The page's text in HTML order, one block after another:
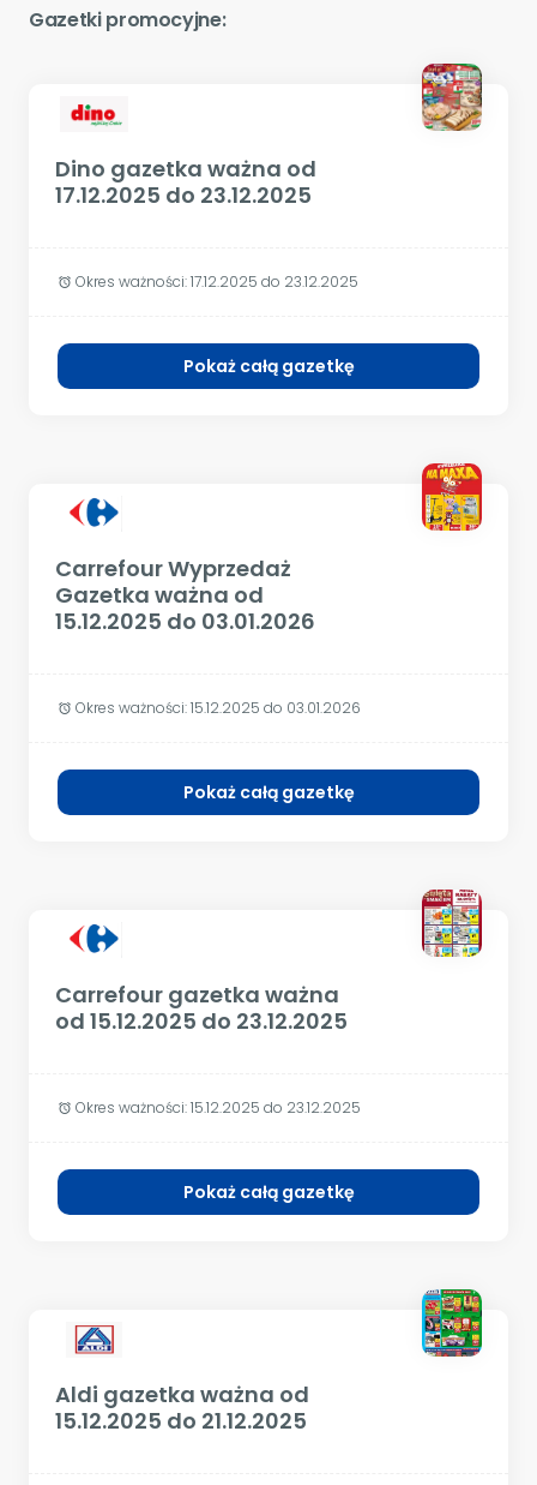
Gazetki promocyjne:
Dino gazetka ważna od
17.12.2025 do 23.12.2025
alarm Okres ważności:17.12.2025 do 23.12.2025
Pokaż całą gazetkę
Carrefour Wyprzedaż
Gazetka ważna od
15.12.2025 do 03.01.2026
alarm Okres ważności:15.12.2025 do 03.01.2026
Pokaż całą gazetkę
Carrefour gazetka ważna
od 15.12.2025 do 23.12.2025
alarm Okres ważności:15.12.2025 do 23.12.2025
Pokaż całą gazetkę
Aldi gazetka ważna od
15.12.2025 do 21.12.2025